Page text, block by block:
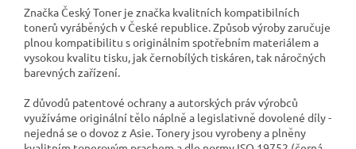
Značka Český Toner je značka kvalitních kompatibilních
tonerů vyráběných v České republice. Způsob výroby zaručuje
plnou kompatibilitu s originálním spotřebním materiálem a
vysokou kvalitu tisku, jak černobílých tiskáren, tak náročných
barevných zařízení.
Z důvodů patentové ochrany a autorských práv výrobců
využíváme originální tělo náplně a legislativně dovolené díly -
nejedná se o dovoz z Asie. Tonery jsou vyrobeny a plněny